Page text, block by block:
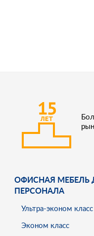
ОФИСНАЯ МЕБЕЛЬ
ПЕРСОНАЛА
Ультра-эконом класс
Эконом класс